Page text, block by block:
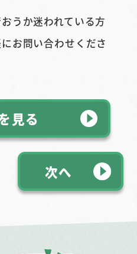
うか迷われている方
お問い合わせくださ
見る
次へ